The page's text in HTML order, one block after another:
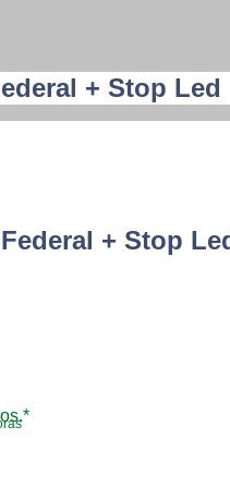
+ Stop Led
+ Stop